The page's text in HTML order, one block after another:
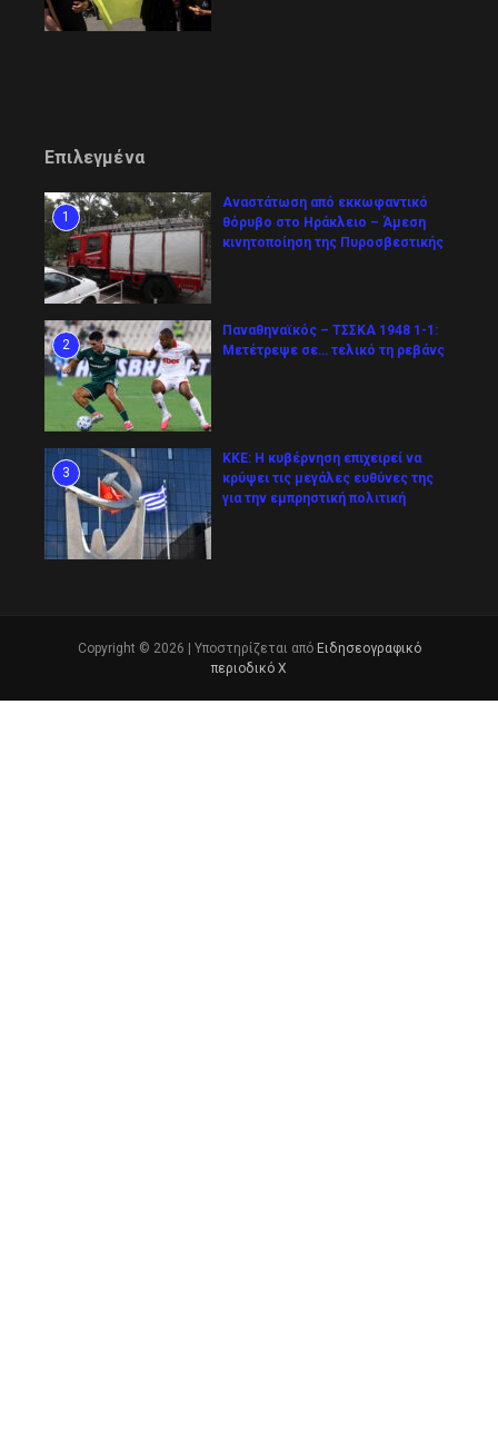
Επιλεγμένα
1
Αναστάτωση από εκκωφαντικό
θόρυβο στο Ηράκλειο – Άμεση
κινητοποίηση της Πυροσβεστικής
2
Παναθηναϊκός – ΤΣΣΚΑ 1948 1-1:
Μετέτρεψε σε… τελικό τη ρεβάνς
3
ΚΚΕ: Η κυβέρνηση επιχειρεί να
κρύψει τις μεγάλες ευθύνες της
για την εμπρηστική πολιτική
Copyright © 2026 | Υποστηρίζεται από Ειδησεογραφικό
περιοδικό Χ